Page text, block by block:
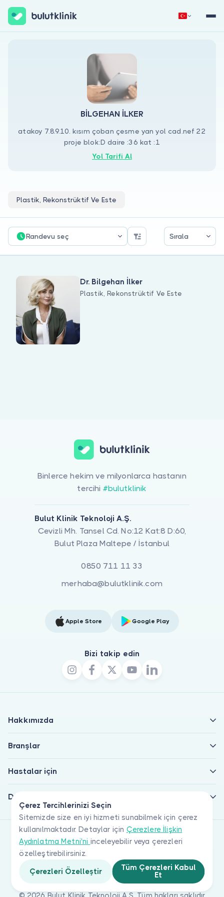
Doktor musunuz?
BİLGEHAN İLKER
atakoy 7.8.9.10. kısım çoban çesme yan yol cad.nef 22
proje blok:D daire :36 kat :1
Yol Tarifi Al
Plastik, Rekonstrüktif Ve Este
Randevu seç Sırala
Dr. Bilgehan İlker
Plastik, Rekonstrüktif Ve Este
Çerez Tercihlerinizi Seçin
Sitemizde size en iyi hizmeti sunabilmek için çerez
kullanılmaktadır. Detaylar için Çerezlere İlişkin
Aydınlatma Metni'ni inceleyebilir veya çerezleri
özelleştirebilirsiniz.
Çerezleri Özelleştir
Tüm Çerezleri Kabul
Et
Binlerce hekim ve milyonlarca hastanın
tercihi #bulutklinik
Bulut Klinik Teknoloji A.Ş.
Cevizli Mh. Tansel Cd. No:12 Kat:8 D:60,
Bulut Plaza Maltepe / İstanbul
0850 711 11 33
merhaba@bulutklinik.com
Apple Store Google Play
Bizi takip edin
Hakkımızda
Branşlar
Hastalar için
Doktorlar için